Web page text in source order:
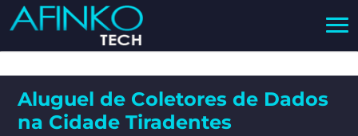
Aluguel de Coletores de Dados
na Cidade Tiradentes